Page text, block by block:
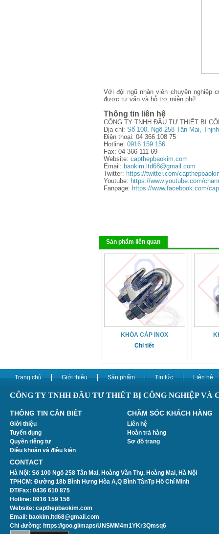
Với đội ngũ nhân viên chuyên nghiệp
được tư vấn và hỗ trợ miễn phí!
Thông tin liên hệ
CÔNG TY TNHH ĐẦU TƯ THIẾT BỊ
Địa chỉ: Số 100, Ngõ 258 Tân Mai,
Điện thoại: 04 366 108 75
Hotline: 0916 159 156
Fax: 04 366 111 69
Website: capthepbaokim.com
Email: baokim.ltd68@gmail.com
Twitter: https://twitter.com/
Youtube: https://www.youtube.com/
Fanpage: https://www.facebook.com/
Sản phẩm liên quan
KHÓA CÁP INOX
Chi tiết
Trang chủ Giới thiệu Sản phẩm Tin tức Liên hệ
CÔNG TY TNHH ĐẦU TƯ THIẾT BỊ CÔNG NGHIỆP VÀ
THÔNG TIN CẦN BIẾT
Giới thiệu
Tuyển dụng
Quyền riêng tư
Điều khoản và điều kiện
CHĂM SÓC KHÁCH HÀNG
Liên hệ
Hoàn trả hàng
Sơ đồ trang
CONTACT
Hà Nội: Số 100 Ngõ 258 Tân Mai, Hoàng Văn Thụ, Hoàng Mai, Hà Nội
TPHCM: Đường 18b Bình Hưng Hòa A,Q Bình TânTp Hồ Chí Minh
ĐT/Fax: 0436 610 875
Hotline: 0916 159 156
Website: capthepbaokim.com
Email: baokim.ltd68@gmail.com
Chỉ đường: https://goo.gl/maps/UNSMM4m1YKr3Qmsq6